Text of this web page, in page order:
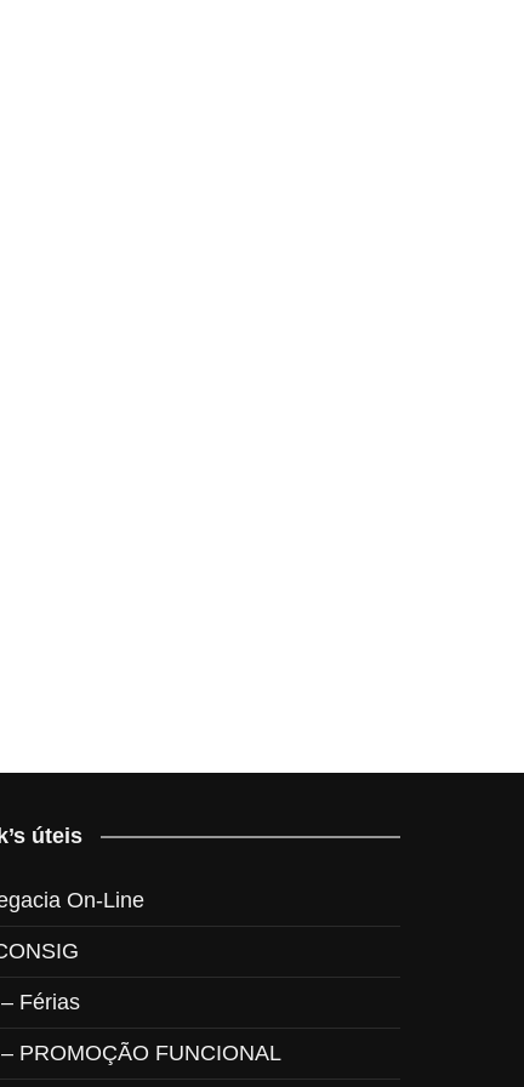
úteis
On-Line
Férias
PROMOÇÃO FUNCIONAL